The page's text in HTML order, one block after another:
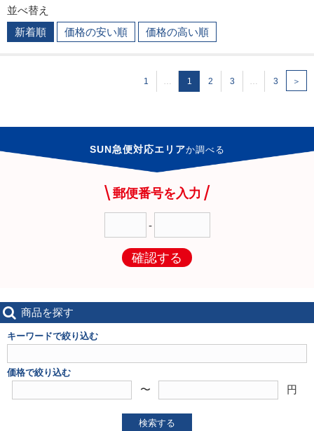
並べ替え
新着順
価格の安い順 価格の高い順
1 … 1 2 3 … 3 ＞
SUN急便対応エリアか調べる
郵便番号を入力
-
確認する
商品を探す
キーワードで絞り込む
価格で絞り込む
〜 円
検索する